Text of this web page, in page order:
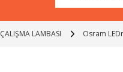
ÇALIŞMA LAMBASI Osram